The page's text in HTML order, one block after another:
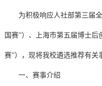
为积极响应人社部第三届
国赛”）、上海市第五届博士
赛”），现将我校遴选推荐有关
一、赛事介绍